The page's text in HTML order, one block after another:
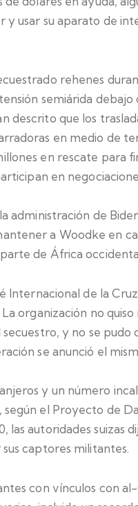
y usar su aparato de
rehenes
semiárida
descrito que los
en medio de
en rescate para
en
administración de
a Woodke en
de África
Internacional de la
organización no
y no se
se anunció el
y un número
según el Proyecto de
las autoridades suizas
captores militantes.
con vínculos con